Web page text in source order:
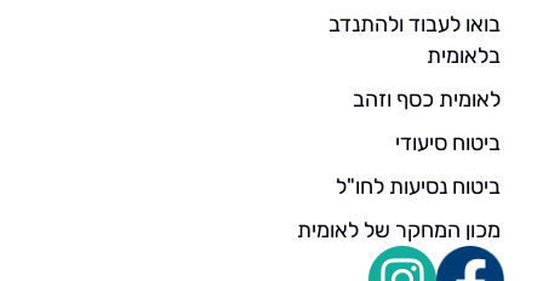
בואו לעבוד ולהתנדב
בלאומית
לאומית כסף וזהב
ביטוח סיעודי
ביטוח נסיעות לחו"ל
מכון המחקר של לאומית